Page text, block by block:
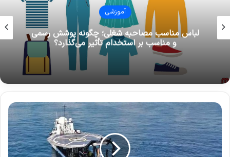
پزشکی
آیا کاشت ناخن باعث انتقال بیماری‌های ویروسی
می‌شود؟ بررسی علمی
ن
س
ل
ج
د